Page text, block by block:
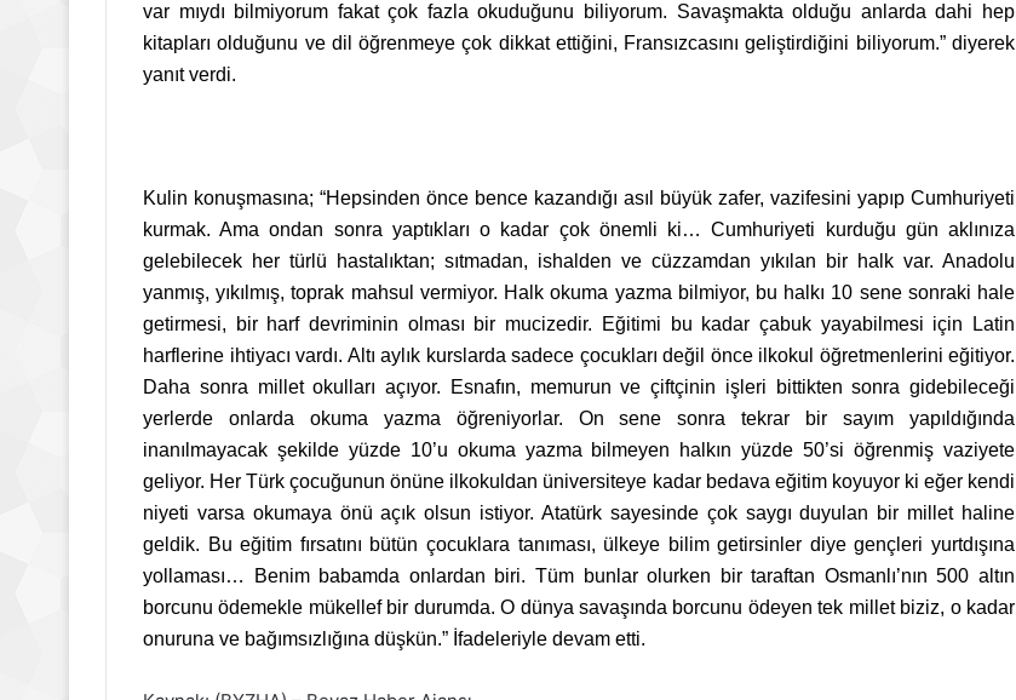
var mıydı bilmiyorum fakat çok fazla okuduğunu biliyorum. Savaşmakta olduğu anlarda dahi hep
kitapları olduğunu ve dil öğrenmeye çok dikkat ettiğini, Fransızcasını geliştirdiğini biliyorum.” diyerek
yanıt verdi.
Kulin konuşmasına; “Hepsinden önce bence kazandığı asıl büyük zafer, vazifesini yapıp Cumhuriyeti
kurmak. Ama ondan sonra yaptıkları o kadar çok önemli ki… Cumhuriyeti kurduğu gün aklınıza
gelebilecek her türlü hastalıktan; sıtmadan, ishalden ve cüzzamdan yıkılan bir halk var. Anadolu
yanmış, yıkılmış, toprak mahsul vermiyor. Halk okuma yazma bilmiyor, bu halkı 10 sene sonraki hale
getirmesi, bir harf devriminin olması bir mucizedir. Eğitimi bu kadar çabuk yayabilmesi için Latin
harflerine ihtiyacı vardı. Altı aylık kurslarda sadece çocukları değil önce ilkokul öğretmenlerini eğitiyor.
Daha sonra millet okulları açıyor. Esnafın, memurun ve çiftçinin işleri bittikten sonra gidebileceği
yerlerde onlarda okuma yazma öğreniyorlar. On sene sonra tekrar bir sayım yapıldığında
inanılmayacak şekilde yüzde 10’u okuma yazma bilmeyen halkın yüzde 50’si öğrenmiş vaziyete
geliyor. Her Türk çocuğunun önüne ilkokuldan üniversiteye kadar bedava eğitim koyuyor ki eğer kendi
niyeti varsa okumaya önü açık olsun istiyor. Atatürk sayesinde çok saygı duyulan bir millet haline
geldik. Bu eğitim fırsatını bütün çocuklara tanıması, ülkeye bilim getirsinler diye gençleri yurtdışına
yollaması… Benim babamda onlardan biri. Tüm bunlar olurken bir taraftan Osmanlı’nın 500 altın
borcunu ödemekle mükellef bir durumda. O dünya savaşında borcunu ödeyen tek millet biziz, o kadar
onuruna ve bağımsızlığına düşkün.” İfadeleriyle devam etti.